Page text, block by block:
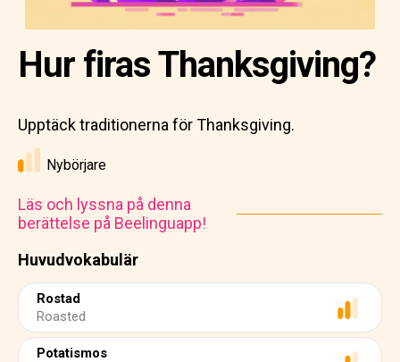
Huvudvokabulär
Rostad
Roasted
Potatismos
Hur firas Thanksgiving?
Upptäck traditionerna för Thanksgiving.
Nybörjare
Läs och lyssna på denna
berättelse på Beelinguapp!